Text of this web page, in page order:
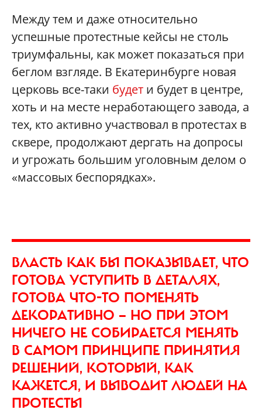
Между тем и даже относительно
успешные протестные кейсы не столь
триумфальны, как может показаться при
беглом взгляде. В Екатеринбурге новая
церковь все-таки будет и будет в центре,
хоть и на месте неработающего завода, а
тех, кто активно участвовал в протестах в
сквере, продолжают дергать на допросы
и угрожать большим уголовным делом о
«массовых беспорядках».
ВЛАСТЬ КАК БЫ ПОКАЗЫВАЕТ, ЧТО
ГОТОВА УСТУПИТЬ В ДЕТАЛЯХ,
ГОТОВА ЧТО-ТО ПОМЕНЯТЬ
ДЕКОРАТИВНО — НО ПРИ ЭТОМ
НИЧЕГО НЕ СОБИРАЕТСЯ МЕНЯТЬ
В САМОМ ПРИНЦИПЕ ПРИНЯТИЯ
РЕШЕНИЙ, КОТОРЫЙ, КАК
КАЖЕТСЯ, И ВЫВОДИТ ЛЮДЕЙ НА
ПРОТЕСТЫ